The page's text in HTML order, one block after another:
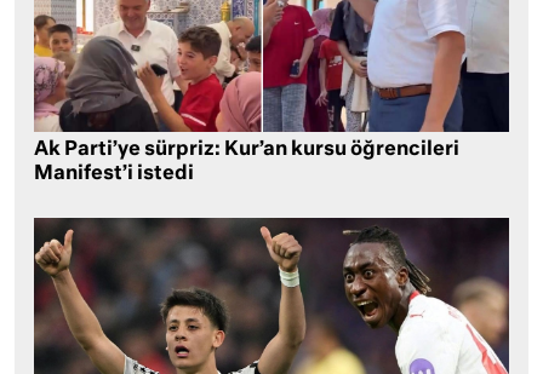
Ak Parti’ye sürpriz: Kur’an kursu öğrencileri
Manifest’i istedi